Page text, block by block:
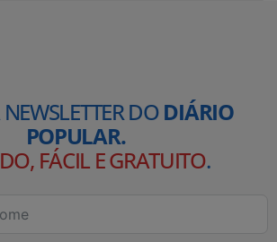
DODIÁRIO
POPULAR.
FÁCIL E GRATUITO.